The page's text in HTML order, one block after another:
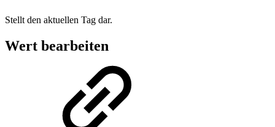
Stellt den aktuellen Tag dar.
Wert bearbeiten